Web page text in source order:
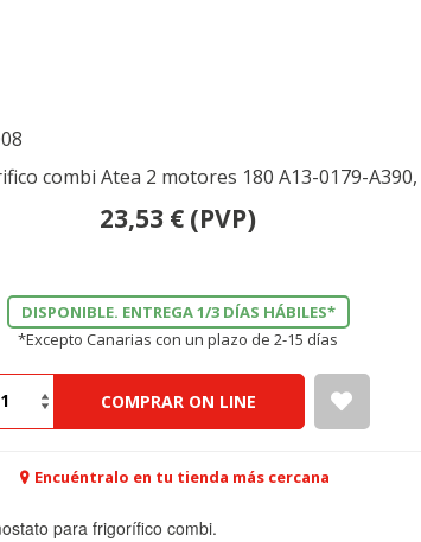
combi Atea 2 motores 180 A13-0179-A390,
23,53 € (PVP)
DISPONIBLE. ENTREGA 1/3 DÍAS HÁBILES*
*Excepto Canarias con un plazo de 2-15 días
COMPRAR ON LINE
Encuéntralo en tu tienda más cercana
para frigorífico combi.